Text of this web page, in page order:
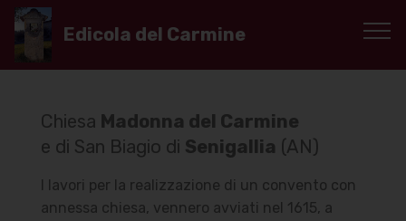
Chiesa Madonna del Carmine
e di San Biagio di Senigallia (AN)
I lavori per la realizzazione di un convento con
annessa chiesa, vennero avviati nel 1615, a
Edicola del Carmine